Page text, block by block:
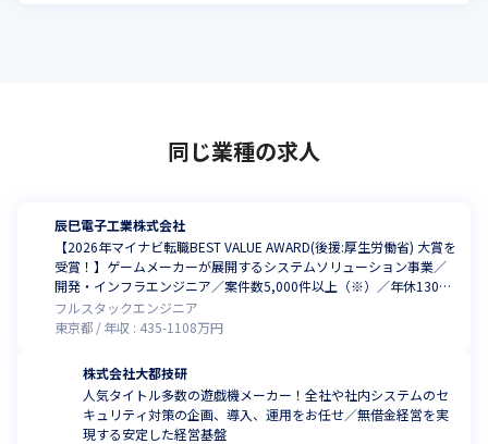
同じ業種の求人
辰巳電子工業株式会社
【2026年マイナビ転職BEST VALUE AWARD(後援:厚生労働省) 大賞を
受賞！】ゲームメーカーが展開するシステムソリューション事業／
開発・インフラエンジニア／案件数5,000件以上（※）／年休130
日・固定残業制なし・残業月6時間（※）／ゲーム・Webなど案件豊
富／9割以上年収UP（※）／有給消化率8割（※）／リモート可（※
フルスタックエンジニア
東京都
年収 : 435-1108万円
株式会社大都技研
人気タイトル多数の遊戯機メーカー！全社や社内システムのセ
キュリティ対策の企画、導入、運用をお任せ／無借金経営を実
現する安定した経営基盤